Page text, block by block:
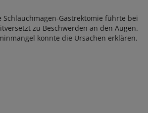
Schlauchmagen-Gastrektomie führte bei
zu Beschwerden an den Augen.
konnte die Ursachen erklären.